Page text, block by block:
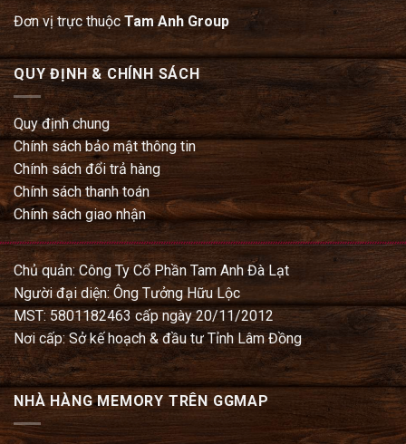
Đơn vị trực thuộcTam Anh Group
QUY ĐỊNH & CHÍNH SÁCH
Quy định chung
Chính sách bảo mật thông tin
Chính sách đổi trả hàng
Chính sách thanh toán
Chính sách giao nhận
Chủ quản: Công Ty Cổ Phần Tam Anh Đà Lạt
Người đại diện: Ông Tưởng Hữu Lộc
MST: 5801182463 cấp ngày 20/11/2012
Nơi cấp: Sở kế hoạch & đầu tư Tỉnh Lâm Đồng
NHÀ HÀNG MEMORY TRÊN GGMAP